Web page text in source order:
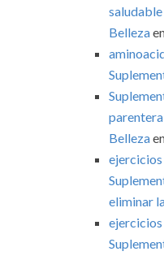
Belleza
Belleza
ejercicios
eliminar
ejercicios